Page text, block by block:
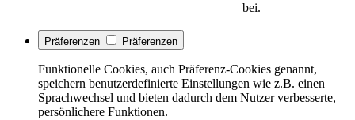
bei.
Präferenzen Präferenzen
Funktionelle Cookies, auch Präferenz-Cookies genannt,
speichern benutzerdefinierte Einstellungen wie z.B. einen
Sprachwechsel und bieten dadurch dem Nutzer verbesserte,
persönlichere Funktionen.